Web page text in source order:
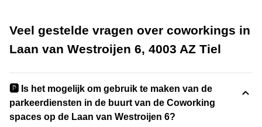
Veel gestelde vragen over coworkings in
Laan van Westroijen 6, 4003 AZ Tiel
🅿️ Is het mogelijk om gebruik te maken van de
parkeerdiensten in de buurt van de Coworking
spaces op de Laan van Westroijen 6?